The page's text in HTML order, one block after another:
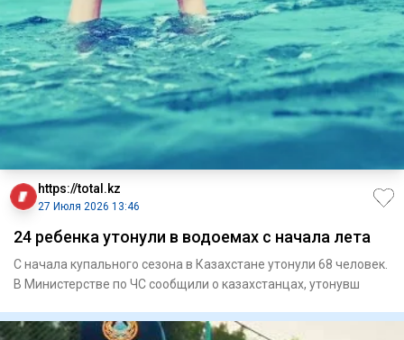
https://total.kz
27 Июля 2026 13:46
24 ребенка утонули в водоемах с начала лета
С начала купального сезона в Казахстане утонули 68 человек.
В Министерстве по ЧС сообщили о казахстанцах, утонувш